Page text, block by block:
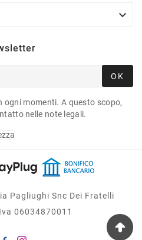

OK
ogni momenti. A questo scopo,
nelle note legali.
Pagliughi Snc Dei Fratelli
06034870011